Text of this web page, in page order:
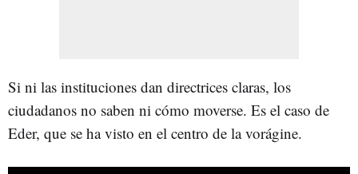
Si ni las instituciones dan directrices claras, los
ciudadanos no saben ni cómo moverse. Es el caso de
Eder, que se ha visto en el centro de la vorágine.